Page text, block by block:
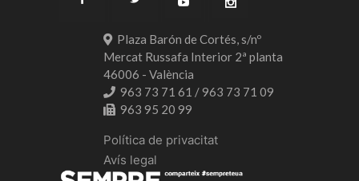
Plaza Barón de Cortés, s/nº
Mercat Russafa Interior 2ª planta
46006 - València
963 73 71 61 / 963 73 71 09
963 95 20 99
Política de privacitat
Avís legal